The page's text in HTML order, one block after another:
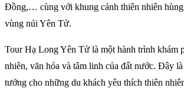
Đồng,… cùng với khung cảnh thiên nhiên
vùng núi Yên Tử.
Tour Hạ Long Yên Tử là một hành trình khám
nhiên, văn hóa và tâm linh của đất nước. Đây
tưởng cho những du khách yêu thích thiên